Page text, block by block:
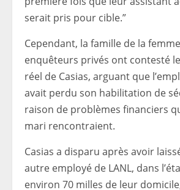
serait pris pour cible.”
Cependant, la famille de la
enquêteurs privés ont contesté le
réel de Casias, arguant que
avait perdu son habilitation de
raison de problèmes financiers
mari rencontraient.
Casias a disparu après avoir
autre employé de LANL, dans
environ 70 milles de leur